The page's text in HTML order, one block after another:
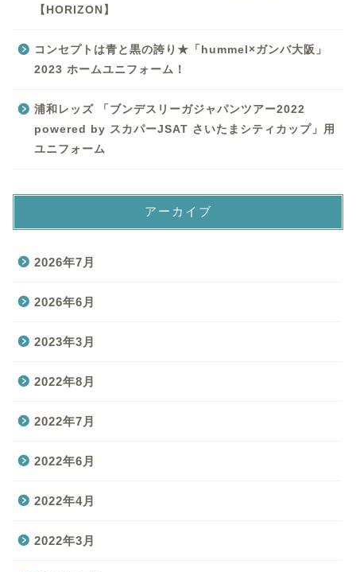
【HORIZON】
コンセプトは青と黒の誇り★「hummel×ガンバ大阪」
2023 ホームユニフォーム！
浦和レッズ 「ブンデスリーガジャパンツアー2022
powered by スカパーJSAT さいたまシティカップ」用
ユニフォーム
アーカイブ
2026年7月
2026年6月
2023年3月
2022年8月
2022年7月
2022年6月
2022年4月
2022年3月